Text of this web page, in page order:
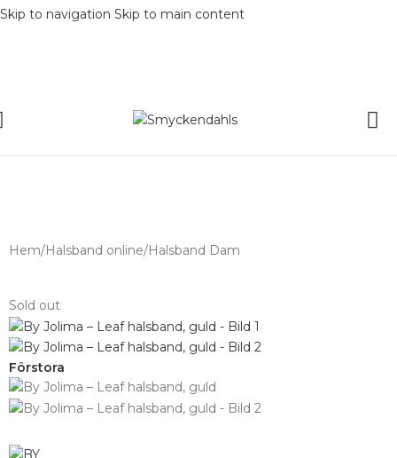
Skip to navigation Skip to main content
Hem/Halsband online/Halsband Dam
Sold out
Förstora